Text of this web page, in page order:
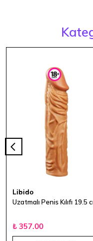
Libido
Uzatmalı Penis Kılıfı 19.5
₺ 357.00